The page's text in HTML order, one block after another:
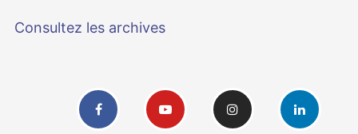
Consultez les archives